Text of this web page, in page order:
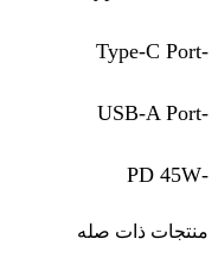
-Type-C Port
-USB-A Port
-PD 45W
منتجات ذات صله